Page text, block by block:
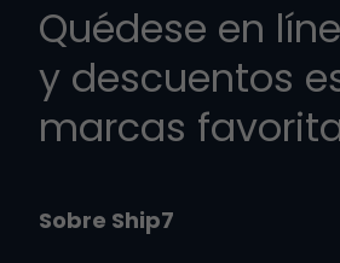
Quédese en
y descuentos
marcas
Sobre Ship7